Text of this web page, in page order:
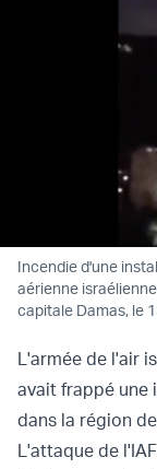
Incendie d'une
aérienne
capitale Damas, le
L'armée de l'air
avait frappé une
dans la région
L'attaque de